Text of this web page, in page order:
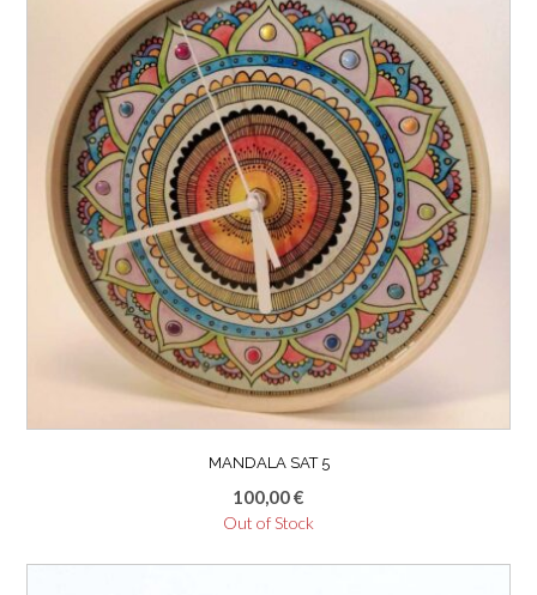
MANDALA SAT 5
100,00€
Out of Stock